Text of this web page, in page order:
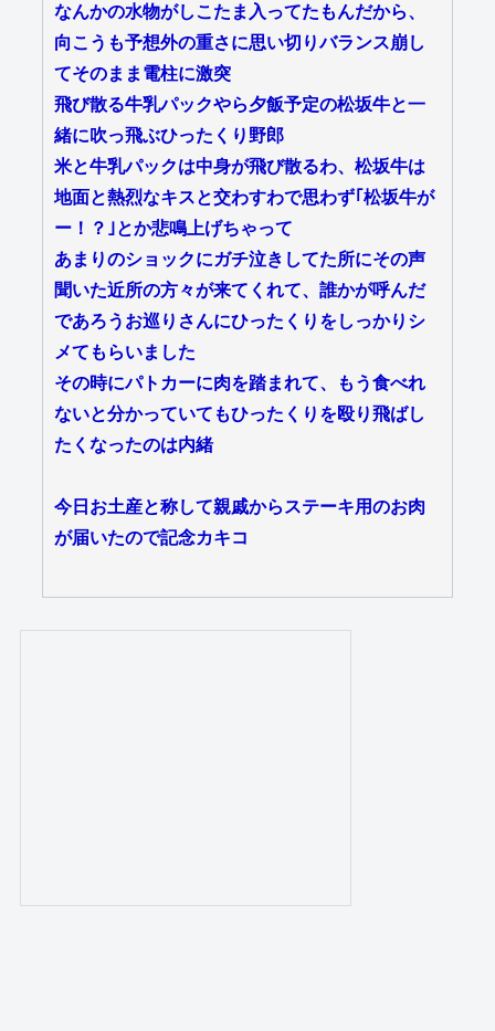
なんかの水物がしこたま入ってたもんだから、
向こうも予想外の重さに思い切りバランス崩し
てそのまま電柱に激突
飛び散る牛乳パックやら夕飯予定の松坂牛と一
緒に吹っ飛ぶひったくり野郎
米と牛乳パックは中身が飛び散るわ、松坂牛は
地面と熱烈なキスと交わすわで思わず｢松坂牛が
ー！？｣とか悲鳴上げちゃって
あまりのショックにガチ泣きしてた所にその声
聞いた近所の方々が来てくれて、誰かが呼んだ
であろうお巡りさんにひったくりをしっかりシ
メてもらいました
その時にパトカーに肉を踏まれて、もう食べれ
ないと分かっていてもひったくりを殴り飛ばし
たくなったのは内緒
今日お土産と称して親戚からステーキ用のお肉
が届いたので記念カキコ